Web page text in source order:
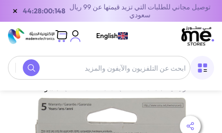
توصيل مجاني للطلبات التي تزيد قيمتها عن 99 ريال
سعودي
44:28:00:148
×
English